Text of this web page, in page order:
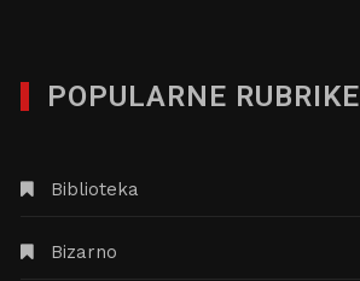
POPULARNE RUBRIKE
Biblioteka
Bizarno